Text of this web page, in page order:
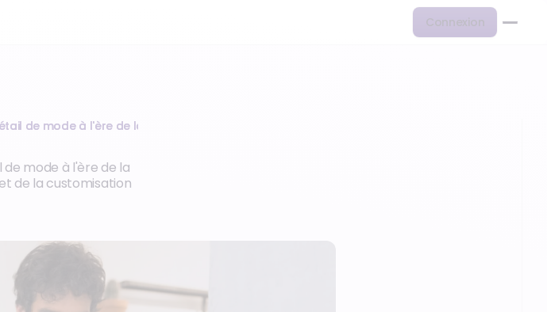
Connexion
de mode à l'ère de la personnalisation…
de mode à l'ère de la
de la customisation